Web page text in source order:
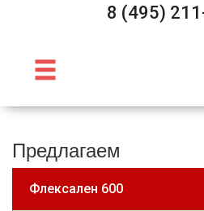
8 (495)
Предлагаем
Флексален 600